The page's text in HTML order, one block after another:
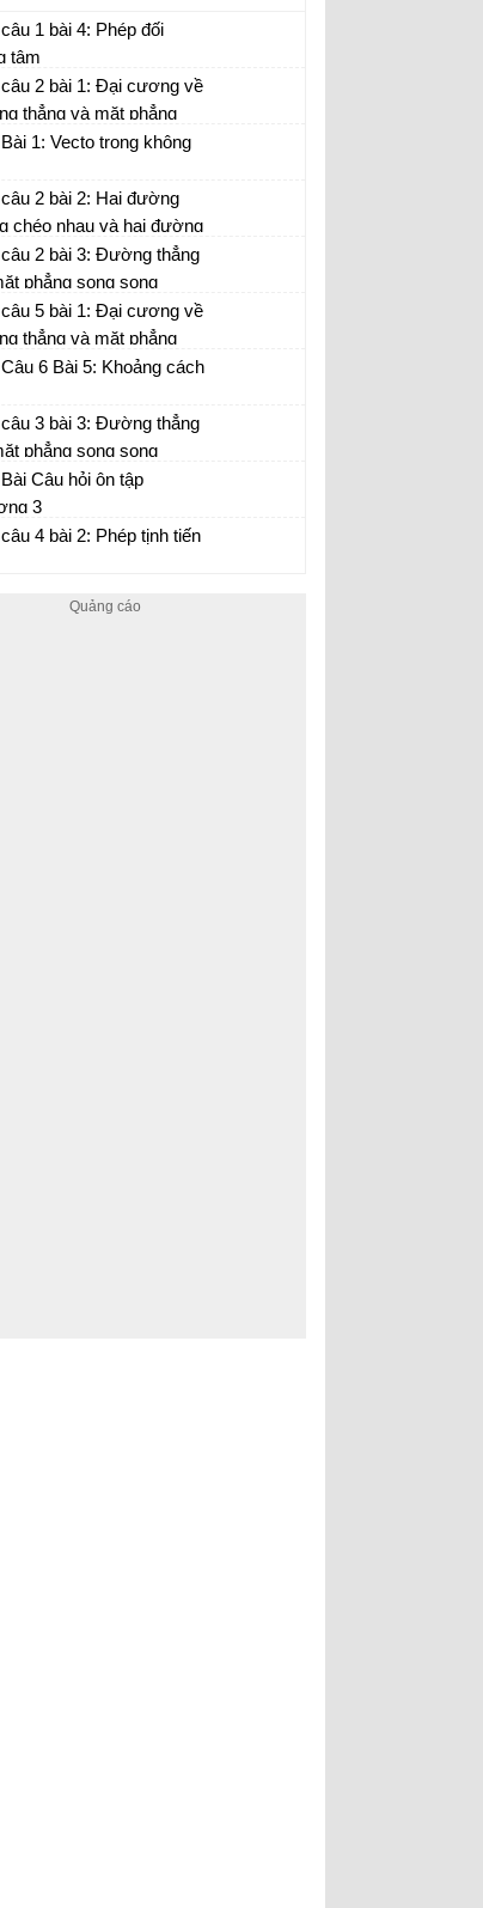
1 bài 4: Phép đối
tâm
2 bài 1: Đại cương về
thẳng và mặt phẳng
1: Vecto trong không
2 bài 2: Hai đường
chéo nhau và hai đường
song song
2 bài 3: Đường thẳng
phẳng song song
5 bài 1: Đại cương về
thẳng và mặt phẳng
6 Bài 5: Khoảng cách
3 bài 3: Đường thẳng
phẳng song song
Câu hỏi ôn tập
3
4 bài 2: Phép tịnh tiến